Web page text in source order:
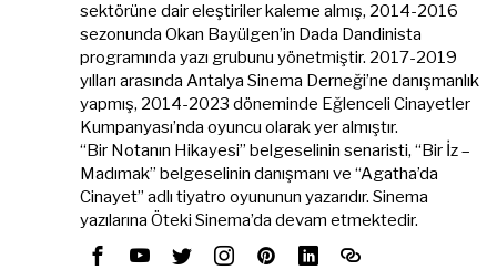
sektörüne dair eleştiriler kaleme almış, 2014-2016
sezonunda Okan Bayülgen’in Dada Dandinista
programında yazı grubunu yönetmiştir. 2017-2019
yılları arasında Antalya Sinema Derneği’ne danışmanlık
yapmış, 2014-2023 döneminde Eğlenceli Cinayetler
Kumpanyası’nda oyuncu olarak yer almıştır.
“Bir Notanın Hikayesi” belgeselinin senaristi, “Bir İz –
Madımak” belgeselinin danışmanı ve “Agatha’da
Cinayet” adlı tiyatro oyununun yazarıdır. Sinema
yazılarına Öteki Sinema’da devam etmektedir.